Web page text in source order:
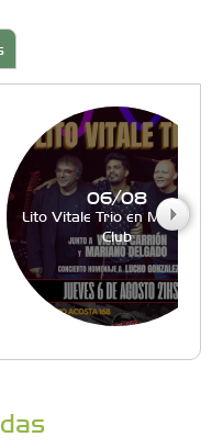
06/08
Lito Vitale Trio en Muddy´s
Club